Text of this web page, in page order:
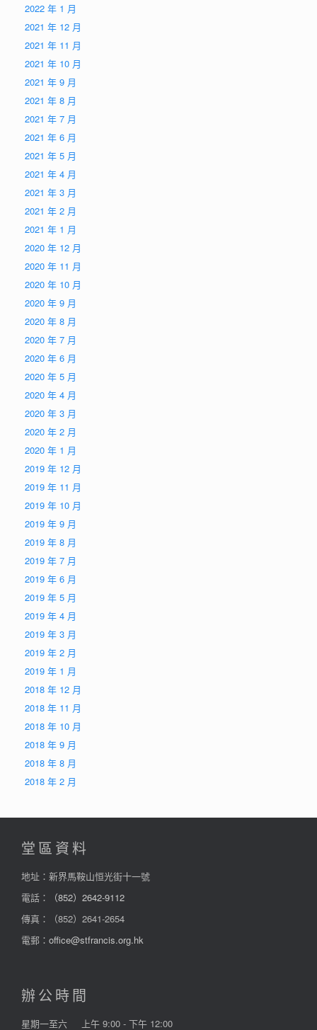
2022 年 1 月
2021 年 12 月
2021 年 11 月
2021 年 10 月
2021 年 9 月
2021 年 8 月
2021 年 7 月
2021 年 6 月
2021 年 5 月
2021 年 4 月
2021 年 3 月
2021 年 2 月
2021 年 1 月
2020 年 12 月
2020 年 11 月
2020 年 10 月
2020 年 9 月
2020 年 8 月
2020 年 7 月
2020 年 6 月
2020 年 5 月
2020 年 4 月
2020 年 3 月
2020 年 2 月
2020 年 1 月
2019 年 12 月
2019 年 11 月
2019 年 10 月
2019 年 9 月
2019 年 8 月
2019 年 7 月
2019 年 6 月
2019 年 5 月
2019 年 4 月
2019 年 3 月
2019 年 2 月
2019 年 1 月
2018 年 12 月
2018 年 11 月
2018 年 10 月
2018 年 9 月
2018 年 8 月
2018 年 2 月
堂區資料
地址：新界馬鞍山恒光街十一號
電話：
（852）2642-9112
傳真：（852）2641-2654
電郵： office@stfrancis.org.hk
辦公時間
星期一至六 上午 9:00 - 下午 12:00